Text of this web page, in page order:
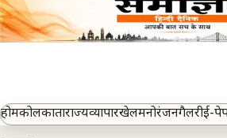
होमकोलकाताराज्यव्यापारखेलमनोरंजनगैलरीई-